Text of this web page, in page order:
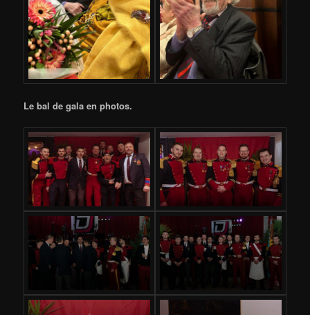
Le bal de gala en photos.